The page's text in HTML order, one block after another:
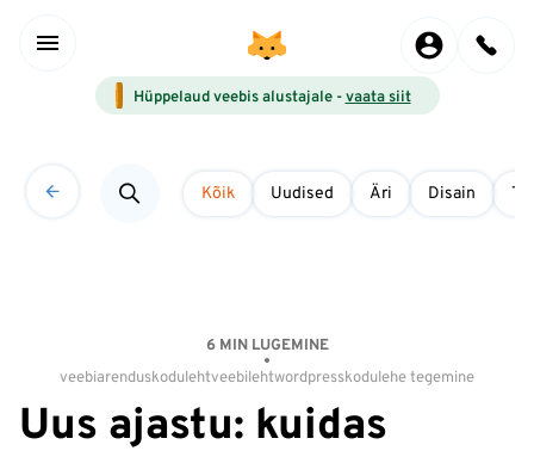
Hüppelaud veebis alustajale -vaata siit
Kõik Uudised Äri Disain
6 MIN LUGEMINE
veebiarenduskodulehtveebilehtwordpresskodulehe tegemine
Uus ajastu: kuidas